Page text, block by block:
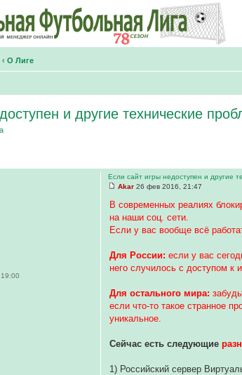
‹ О Лиге
и другие технические
Если сайт игры недоступен и другие
Akar 26 фев 2016, 21:47
В современных реалиях
на наши соц. сети.
Если у вас вообще всё
Для России: если у вас
него случилось с доступом к
Для остального мира:
если что-то такое странное
уникальное.
Сейчас есть следующие
1) Российский сервер